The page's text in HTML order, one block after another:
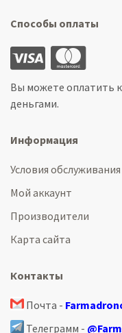
Способы оплаты
Вы можете оплатить
деньгами.
Информация
Условия обслуживания
Мой аккаунт
Производители
Карта сайта
Контакты
Почта -
Телеграмм -